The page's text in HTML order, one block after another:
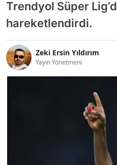
Trendyol Süper
hareketlendirdi.
Zeki Ersin Yıldırım
Yayın Yönetmeni